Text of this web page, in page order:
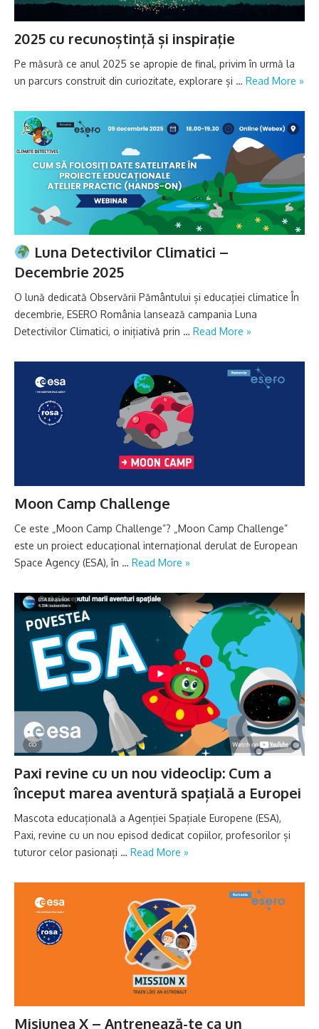
2025 cu recunoștință și inspirație
Pe măsură ce anul 2025 se apropie de final, privim în urmă la
un parcurs construit din curiozitate, explorare și … Read More »
Luna Detectivilor Climatici –
Decembrie 2025
O lună dedicată Observării Pământului și educației climatice În
decembrie, ESERO România lansează campania Luna
Detectivilor Climatici, o inițiativă prin … Read More »
Moon Camp Challenge
Ce este „Moon Camp Challenge”? „Moon Camp Challenge”
este un proiect educaţional internaţional derulat de European
Space Agency (ESA), în … Read More »
Paxi revine cu un nou videoclip: Cum a
început marea aventură spațială a Europei
Mascota educațională a Agenției Spațiale Europene (ESA),
Paxi, revine cu un nou episod dedicat copiilor, profesorilor și
tuturor celor pasionați … Read More »
Misiunea X – Antrenează-te ca un